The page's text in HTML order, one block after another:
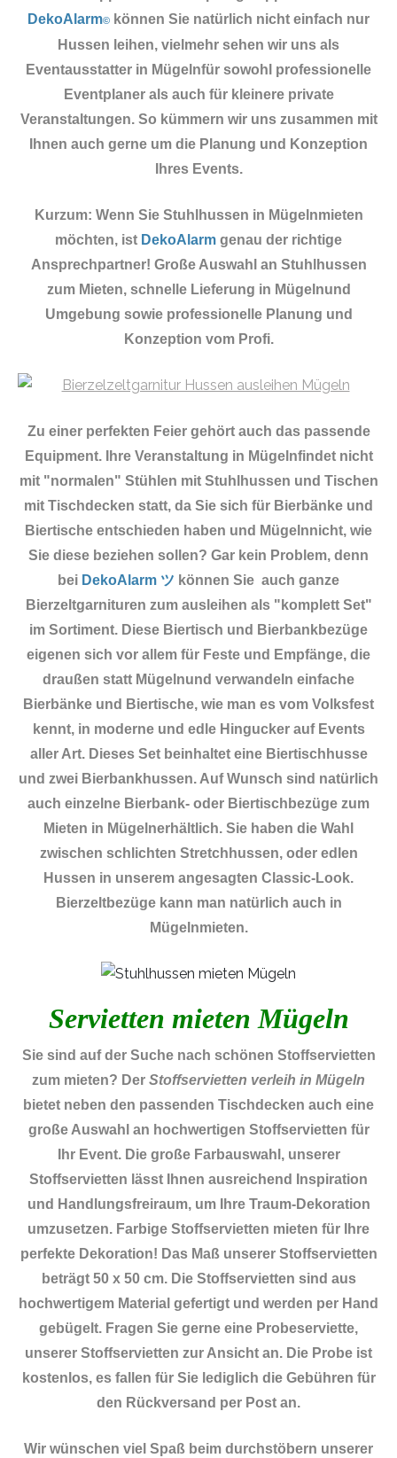
DekoAlarm© können Sie natürlich nicht einfach nur
Hussen leihen, vielmehr sehen wir uns als
Eventausstatter in Mügelnfür sowohl professionelle
Eventplaner als auch für kleinere private
Veranstaltungen. So kümmern wir uns zusammen mit
Ihnen auch gerne um die Planung und Konzeption
Ihres Events.
Kurzum: Wenn Sie Stuhlhussen in Mügelnmieten
möchten, ist DekoAlarm genau der richtige
Ansprechpartner! Große Auswahl an Stuhlhussen
zum Mieten, schnelle Lieferung in Mügelnund
Umgebung sowie professionelle Planung und
Konzeption vom Profi.
Zu einer perfekten Feier gehört auch das passende
Equipment.
Ihre Veranstaltung in Mügelnfindet nicht
mit "normalen" Stühlen mit Stuhlhussen und Tischen
mit Tischdecken statt, da Sie sich für Bierbänke und
Biertische entschieden haben und Mügelnnicht, wie
Sie diese beziehen sollen? Gar kein Problem, denn
bei DekoAlarm ツ können Sie auch ganze
Bierzeltgarnituren zum ausleihen als "komplett Set"
im Sortiment. Diese Biertisch und Bierbankbezüge
eigenen sich vor allem für Feste und Empfänge, die
draußen statt Mügelnund verwandeln einfache
Bierbänke und Biertische, wie man es vom Volksfest
kennt, in moderne und edle Hingucker auf Events
aller Art. Dieses Set beinhaltet eine Biertischhusse
und zwei Bierbankhussen. Auf Wunsch sind natürlich
auch einzelne Bierbank- oder Biertischbezüge zum
Mieten in Mügelnerhältlich. Sie haben die Wahl
zwischen schlichten Stretchhussen, oder edlen
Hussen in unserem angesagten Classic-Look.
Bierzeltbezüge kann man natürlich auch in
Mügelnmieten.
Servietten mieten Mügeln
Sie sind auf der Suche nach schönen Stoffservietten
zum mieten? Der Stoffservietten verleih in Mügeln
bietet neben den passenden Tischdecken auch eine
große Auswahl an hochwertigen Stoffservietten für
Ihr Event. Die große Farbauswahl, unserer
Stoffservietten lässt Ihnen ausreichend Inspiration
und Handlungsfreiraum, um Ihre Traum-Dekoration
umzusetzen. Farbige Stoffservietten mieten für Ihre
perfekte Dekoration! Das Maß unserer Stoffservietten
beträgt 50 x 50 cm. Die Stoffservietten sind aus
hochwertigem Material gefertigt und werden per Hand
gebügelt. Fragen Sie gerne eine Probeserviette,
unserer Stoffservietten zur Ansicht an. Die Probe ist
kostenlos, es fallen für Sie lediglich die Gebühren für
den Rückversand per Post an.
Wir wünschen viel Spaß beim durchstöbern unserer